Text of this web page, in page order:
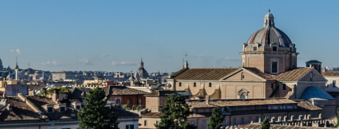
Империя. Принципат
(27 г до н.э. — 284 г
н.э.)
Империя. Доминат
(284-476 гг)
Темные Века. Готы
Стадионы, Термы
Дохристианские
храмы
Христианские храмы,
базилики etc.
Дворцы
Арки, колонны и